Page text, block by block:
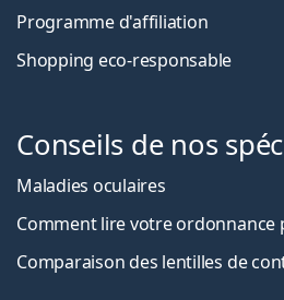
Programme d'affiliation
Shopping eco-responsable
Conseils de nos
Maladies oculaires
Comment lire votre ordonnance
Comparaison des lentilles de